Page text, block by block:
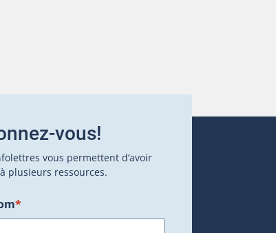
fenêtre.)
vous!
vous permettent d’avoir
plusieurs ressources.
*